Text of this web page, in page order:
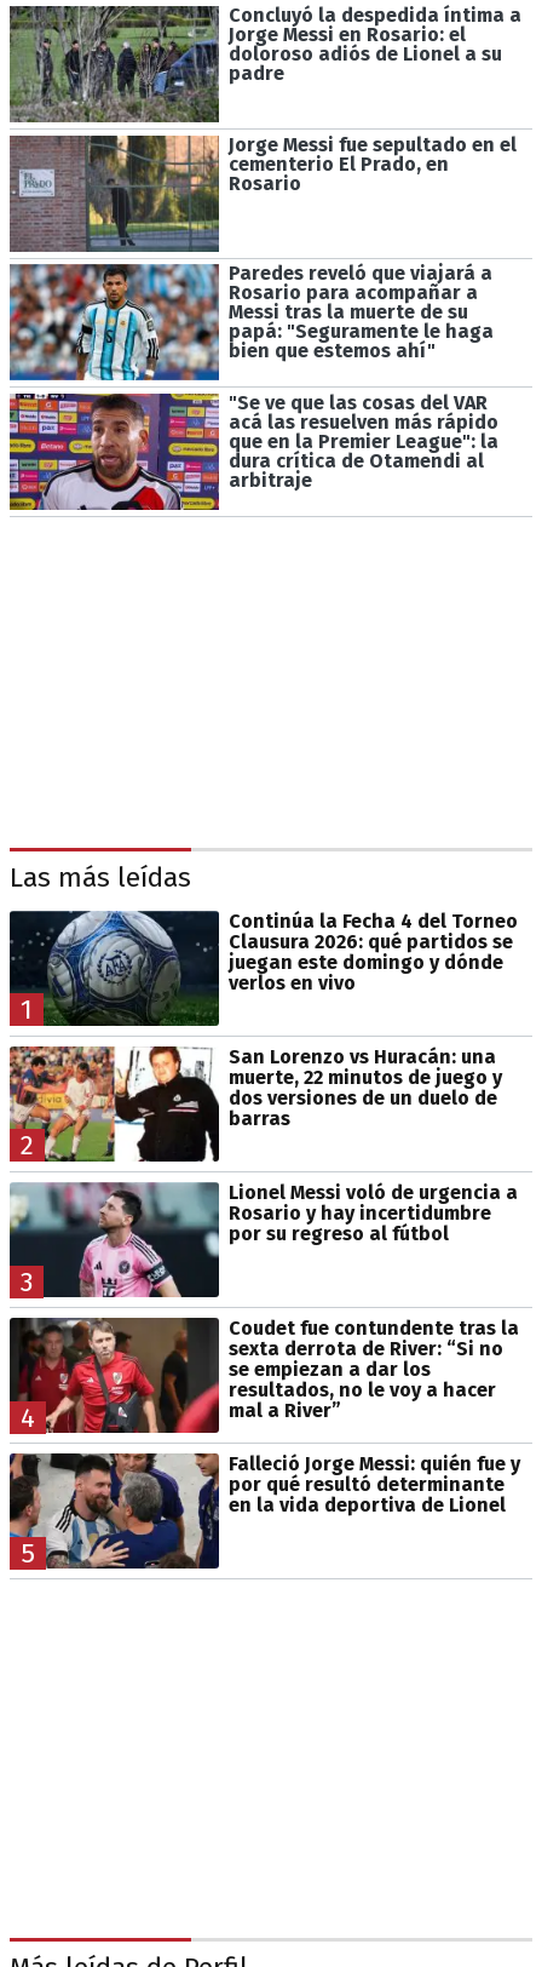
Concluyó la despedida íntima a
Jorge Messi en Rosario: el
doloroso adiós de Lionel a su
padre
Jorge Messi fue sepultado en el
cementerio El Prado, en
Rosario
Paredes reveló que viajará a
Rosario para acompañar a
Messi tras la muerte de su
papá: "Seguramente le haga
bien que estemos ahí"
"Se ve que las cosas del VAR
acá las resuelven más rápido
que en la Premier League": la
dura crítica de Otamendi al
arbitraje
Las más leídas
1
Continúa la Fecha 4 del Torneo
Clausura 2026: qué partidos se
juegan este domingo y dónde
verlos en vivo
2
San Lorenzo vs Huracán: una
muerte, 22 minutos de juego y
dos versiones de un duelo de
barras
3
Lionel Messi voló de urgencia a
Rosario y hay incertidumbre
por su regreso al fútbol
4
Coudet fue contundente tras la
sexta derrota de River: “Si no
se empiezan a dar los
resultados, no le voy a hacer
mal a River”
5
Falleció Jorge Messi: quién fue y
por qué resultó determinante
en la vida deportiva de Lionel